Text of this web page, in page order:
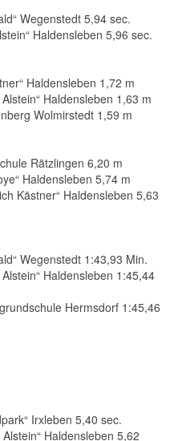
Wegenstedt 5,94 sec.
Haldensleben 5,96 sec.
Haldensleben 1,72 m
Haldensleben 1,63 m
Wolmirstedt 1,59 m
Rätzlingen 6,20 m
Haldensleben 5,74 m
Kästner“ Haldensleben 5,63
Wegenstedt 1:43,93 Min.
Haldensleben 1:45,44
Hermsdorf 1:45,46
Irxleben 5,40 sec.
Haldensleben 5,62